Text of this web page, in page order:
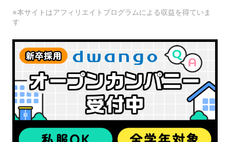
※本サイトはアフィリエイトプログラムによる収益を得ていま
す